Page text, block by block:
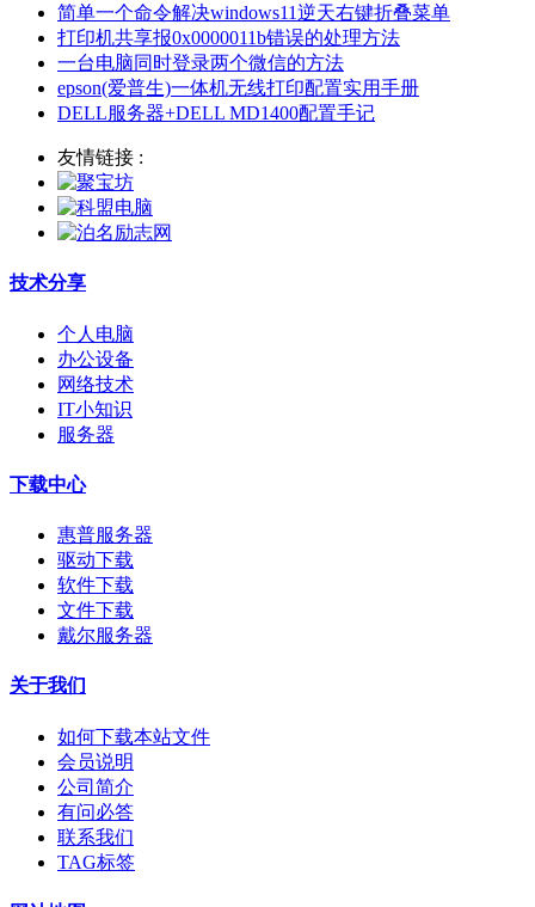
简单一个命令解决windows11逆天右键折叠菜单
打印机共享报0x0000011b错误的处理方法
一台电脑同时登录两个微信的方法
epson(爱普生)一体机无线打印配置实用手册
DELL服务器+DELL MD1400配置手记
友情链接 :
技术分享
个人电脑
办公设备
网络技术
IT小知识
服务器
下载中心
惠普服务器
驱动下载
软件下载
文件下载
戴尔服务器
关于我们
如何下载本站文件
会员说明
公司简介
有问必答
联系我们
TAG标签